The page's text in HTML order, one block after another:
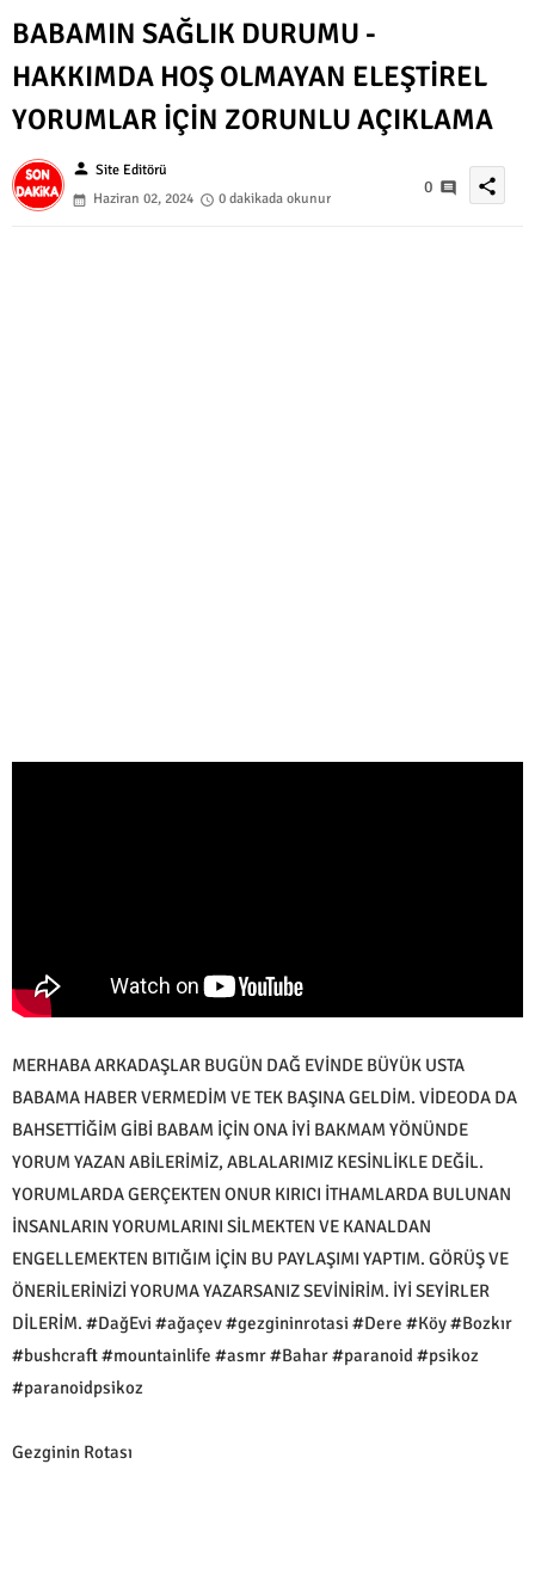
BABAMIN SAĞLIK DURUMU -
HAKKIMDA HOŞ OLMAYAN ELEŞTİREL
YORUMLAR İÇİN ZORUNLU AÇIKLAMA
person Site Editörü
Haziran 02, 2024
0 dakikada okunur
0 share
MERHABA ARKADAŞLAR BUGÜN DAĞ EVİNDE BÜYÜK USTA
BABAMA HABER VERMEDİM VE TEK BAŞINA GELDİM. VİDEODA DA
BAHSETTİĞİM GİBİ BABAM İÇİN ONA İYİ BAKMAM YÖNÜNDE
YORUM YAZAN ABİLERİMİZ, ABLALARIMIZ KESİNLİKLE DEĞİL.
YORUMLARDA GERÇEKTEN ONUR KIRICI İTHAMLARDA BULUNAN
İNSANLARIN YORUMLARINI SİLMEKTEN VE KANALDAN
ENGELLEMEKTEN BITIĞIM İÇİN BU PAYLAŞIMI YAPTIM. GÖRÜŞ VE
ÖNERİLERİNİZİ YORUMA YAZARSANIZ SEVİNİRİM. İYİ SEYİRLER
DİLERİM. #DağEvi #ağaçev #gezgininrotasi #Dere #Köy #Bozkır
#bushcraft #mountainlife #asmr #Bahar #paranoid #psikoz
#paranoidpsikoz
Gezginin Rotası